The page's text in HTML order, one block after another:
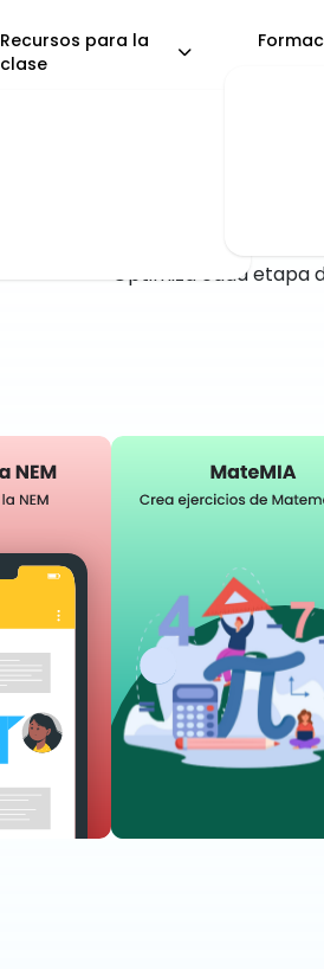
Recursos para la
clase
La
Optimiza cada etapa